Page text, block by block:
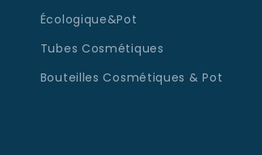
Écologique&Pot
Tubes Cosmétiques
Bouteilles Cosmétiques & Pot